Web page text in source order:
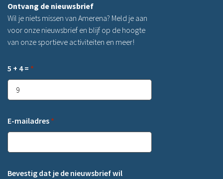
Ontvang de nieuwsbrief
Wil je niets missen van Amerena? Meld je aan
voor onze nieuwsbrief en blijf op de hoogte
van onze sportieve activiteiten en meer!
5 + 4 = *
E-mailadres *
Bevestig dat je de nieuwsbrief wil